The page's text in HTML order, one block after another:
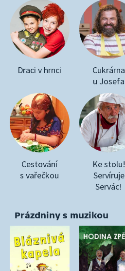
Draci v hrnci
Cukrárna
u Josefa
Cestování
s vařečkou
Ke stolu!
Servíruje
Servác!
Prázdniny s muzikou